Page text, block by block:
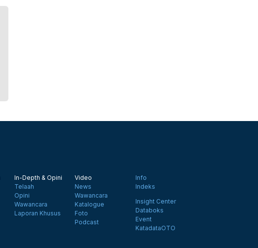
In-Depth & Opini
Telaah
Opini
Wawancara
Laporan Khusus
Video
News
Wawancara
Katalogue
Foto
Podcast
Info
Indeks
Insight Center
Databoks
Event
KatadataOTO